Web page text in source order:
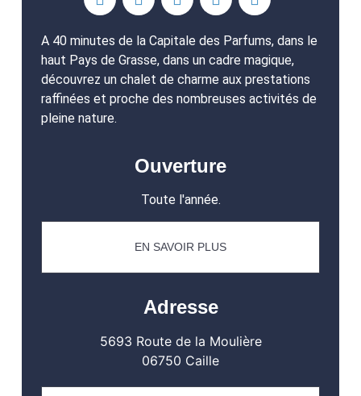
A 40 minutes de la Capitale des Parfums, dans le
haut Pays de Grasse, dans un cadre magique,
découvrez un chalet de charme aux prestations
raffinées et proche des nombreuses activités de
pleine nature.
Ouverture
Toute l'année.
EN SAVOIR PLUS
Adresse
5693 Route de la Moulière
06750 Caille